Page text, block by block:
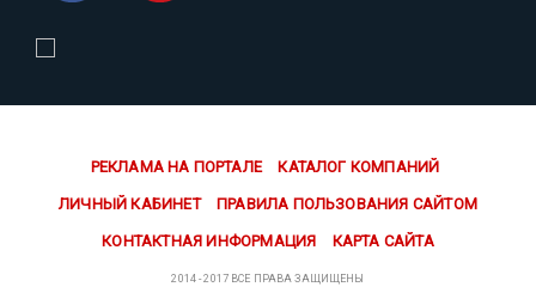
РЕКЛАМА НА ПОРТАЛЕ КАТАЛОГ КОМПАНИЙ
ЛИЧНЫЙ КАБИНЕТ ПРАВИЛА ПОЛЬЗОВАНИЯ САЙТОМ
КОНТАКТНАЯ ИНФОРМАЦИЯ КАРТА САЙТА
2014 - 2017 ВСЕ ПРАВА ЗАЩИЩЕНЫ